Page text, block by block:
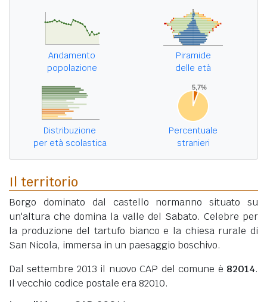
Andamento
popolazione
Piramide
delle età
Distribuzione
per età scolastica
Percentuale
stranieri
Il territorio
Borgo dominato dal castello normanno situato su
un'altura che domina la valle del Sabato. Celebre per
la produzione del tartufo bianco e la chiesa rurale di
San Nicola, immersa in un paesaggio boschivo.
Dal settembre 2013 il nuovo CAP del comune è 82014.
Il vecchio codice postale era 82010.